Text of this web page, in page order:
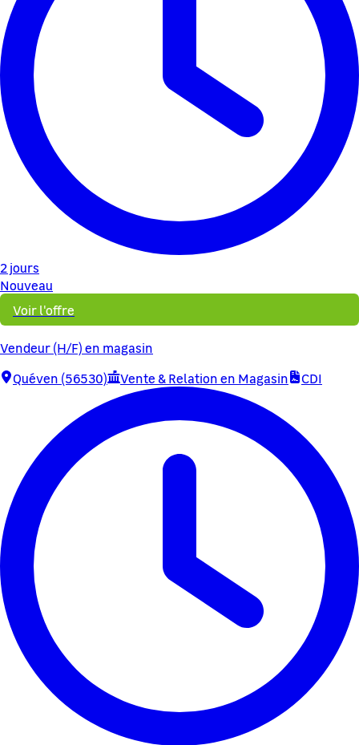
2 jours
Nouveau
Voir l'offre
Vendeur (H/F) en magasin
Quéven (56530)
Vente & Relation en Magasin CDI